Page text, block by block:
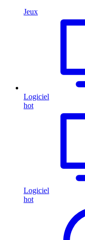
Jeux
Logiciel
hot
Logiciel
hot